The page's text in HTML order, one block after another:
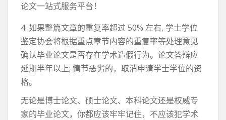
论文一站式服务平台！
4. 如果整篇文章的重复率超过 50% 左右, 学士学位
鉴定协会将根据重点章节内容的重复率等处理意见
确认毕业论文是否存在学术造假行为。论文答辩应
延期半年以上; 情节恶劣的，取消申请学士学位的资
格。
无论是博士论文、硕士论文、本科论文还是权威专
家的毕业论文，你都应该牢牢记住，不应该犯学术